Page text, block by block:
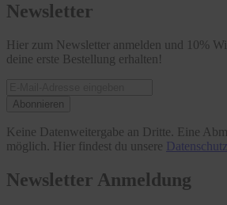
Newsletter
Hier zum Newsletter anmelden und 10%
deine erste Bestellung erhalten!
Abonnieren
Keine Datenweitergabe an Dritte. Eine
möglich. Hier findest du unsere
Newsletter Anmeldung